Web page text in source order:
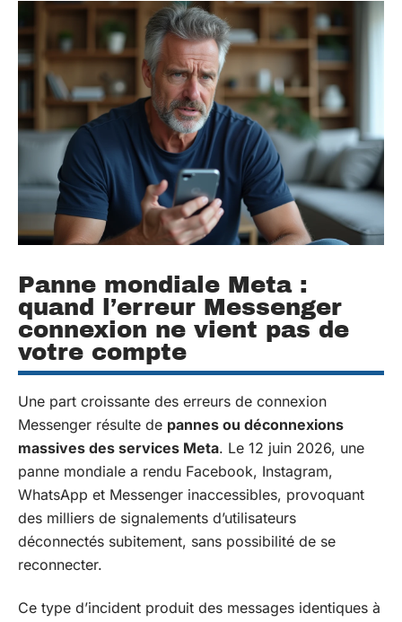
Panne mondiale Meta :
quand l’erreur Messenger
connexion ne vient pas de
votre compte
Une part croissante des erreurs de connexion
Messenger résulte de pannes ou déconnexions
massives des services Meta. Le 12 juin 2026, une
panne mondiale a rendu Facebook, Instagram,
WhatsApp et Messenger inaccessibles, provoquant
des milliers de signalements d’utilisateurs
déconnectés subitement, sans possibilité de se
reconnecter.
Ce type d’incident produit des messages identiques à